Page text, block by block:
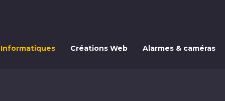
Créations Web Alarmes & caméras